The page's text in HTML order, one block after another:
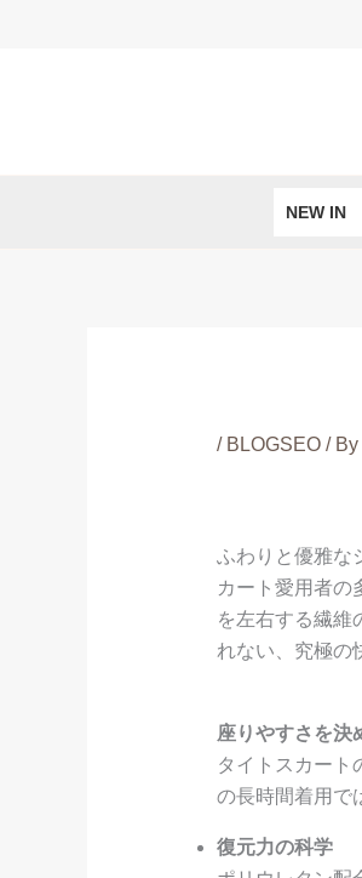
NEW IN
/ BLOGSEO/ By
ふわりと優雅な
カート愛用者の
を左右する繊維
れない、究極の
座りやすさを決
タイトスカート
の長時間着用で
復元力の科学